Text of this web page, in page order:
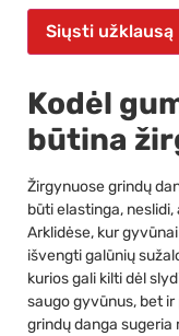
Siųsti užklausą
Kodėl
būtina
Žirgynuose grindų
būti elastinga,
Arklidėse, kur
išvengti galūnių
kurios gali kilti dėl
saugo gyvūnus, bet
grindų danga sugeria